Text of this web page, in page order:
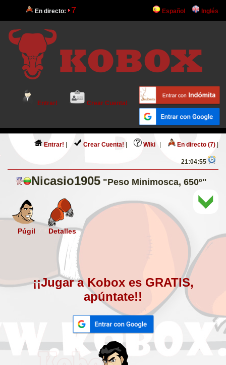
En directo: 7 Español Inglés
Entrar! Crear Cuenta!
Entrar! Crear Cuenta! Wiki En directo (7)
21:04:55
Nicasio1905 "Peso Minimosca, 650º"
Púgil Detalles
¡¡Jugar a Kobox es GRATIS,
apúntate!!